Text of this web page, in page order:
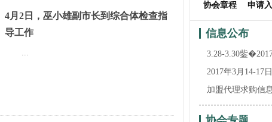
4月2日，巫小雄副市长到综合体检查指
导工作
...
协会章程 申请
信息公布
3.28-3.30鈭
2017年3月14-17
加盟代理求购信
浙江强派门业有限公司
浙江旗邦门业有限公司
江山市佳梦圆装饰材料厂
江山市金欣木业有限公司
浙江铜锣汉门业有限公司
江山市方圆和门业有限公司